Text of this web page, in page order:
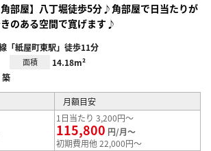
角部屋】八丁堀徒歩5分♪角部屋で日当たりが
のある空間で寛げます♪
「紙屋町東駅」徒歩11分
面積 14.18m²
築
月額目安
1日当たり 3,200円～
115,800 円/月～
初期費用他 22,000円～